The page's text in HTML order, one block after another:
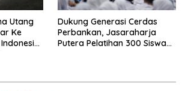
Utang
Ke
Dukung Generasi Cerdas
Perbankan, Jasaraharja
Putera Pelatihan 300 Siswa